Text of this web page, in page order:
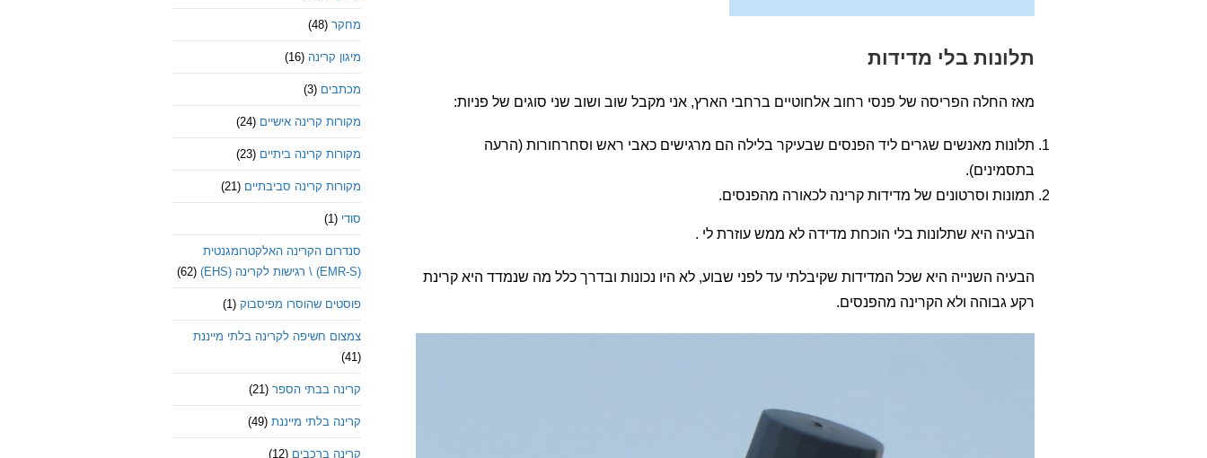
תלונות בלי מדידות
מאז החלה הפריסה של פנסי רחוב אלחוטיים ברחבי הארץ, אני מקבל שוב ושוב שני סוגים של פניות:
תלונות מאנשים שגרים ליד הפנסים שבעיקר בלילה הם מרגישים כאבי ראש וסחרחורות (הרעה
בתסמינים).
תמונות וסרטונים של מדידות קרינה לכאורה מהפנסים.
הבעיה היא שתלונות בלי הוכחת מדידה לא ממש עוזרת לי .
הבעיה השנייה היא שכל המדידות שקיבלתי עד לפני שבוע, לא היו נכונות ובדרך כלל מה שנמדד היא קרינת
רקע גבוהה ולא הקרינה מהפנסים.
מחקר (48)
מיגון קרינה (16)
מכתבים (3)
מקורות קרינה אישיים (24)
מקורות קרינה ביתיים (23)
מקורות קרינה סביבתיים (21)
סודי (1)
סנדרום הקרינה האלקטרומגנטית
(EMR-S) \ רגישות לקרינה (EHS)
(62)
פוסטים שהוסרו מפיסבוק (1)
צמצום חשיפה לקרינה בלתי מייננת
(41)
קרינה בבתי הספר (21)
קרינה בלתי מייננת (49)
קרינה ברכבים (12)